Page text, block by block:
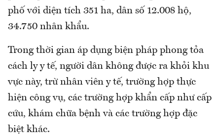
phố với diện tích 351 ha, dân số 12.008 hộ,
34.750 nhân khẩu.
Trong thời gian áp dụng biện pháp phong tỏa
cách ly y tế, người dân không được ra khỏi khu
vực này, trừ nhân viên y tế, trường hợp thực
hiện công vụ, các trường hợp khẩn cấp như cấp
cứu, khám chữa bệnh và các trường hợp đặc
biệt khác.